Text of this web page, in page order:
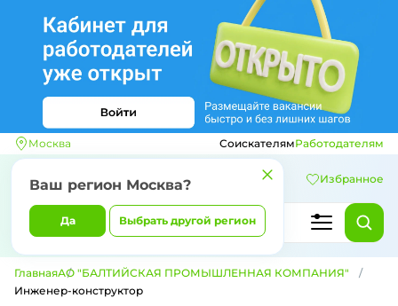
Москва
Ваш регион Москва?
Да Выбрать другой регион
СоискателямРаботодателям
Избранное
ГлавнаяАО "БАЛТИЙСКАЯ ПРОМЫШЛЕННАЯ КОМПАНИЯ"
Инженер-конструктор